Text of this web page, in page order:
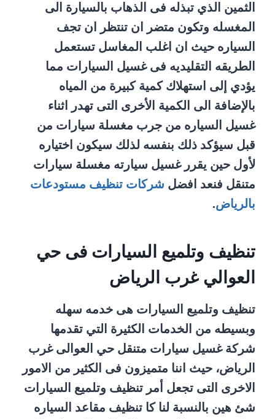
الثمين الذي تبذله فى الذهاب بالسيارة الى
المغسله وتكون متضر ان تنتظر ان تجف
السياره حيث ان اغلب المغاسل تستعمل
الطريقه التقليديه فى غسيل السيارات مما
يؤدي إلى استهلاك كمية كبيرة من المياه
بالإضافة الى الكمية الأخرى التى تهدر اثناء
غسيل السياره من جرب مغسلة سيارات من
قبل سيؤكد ذلك بنفسه لذلك سيكون اختياره
لأول حين يقرر غسيل سيارته مغسلة سيارات
متنقل فنعد افضل شركات تنظيف مستودعات
بالرياض.
تنظيف وتلميع السيارات فى حي
العوالي غرب الرياض
تنظيف وتلميع السيارات هى خدمه سهله
وبسيطه من الخدمات الكثيرة التي تقدمها
شركة غسيل سيارات متنقل حي العوالى غرب
الرياض، حيث اننا متميزون فى الكثير من الامور
الاخرى التى تجعل أمر تنظيف وتلميع السيارات
شئ هين بالنسبة لنا كا تنظيف مقاعد السياره